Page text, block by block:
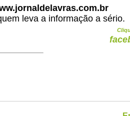
leva a informação a sério.